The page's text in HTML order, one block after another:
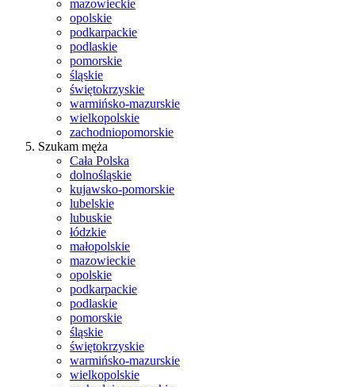
mazowieckie
opolskie
podkarpackie
podlaskie
pomorskie
śląskie
świętokrzyskie
warmińsko-mazurskie
wielkopolskie
zachodniopomorskie
Szukam męża
Cała Polska
dolnośląskie
kujawsko-pomorskie
lubelskie
lubuskie
łódzkie
małopolskie
mazowieckie
opolskie
podkarpackie
podlaskie
pomorskie
śląskie
świętokrzyskie
warmińsko-mazurskie
wielkopolskie